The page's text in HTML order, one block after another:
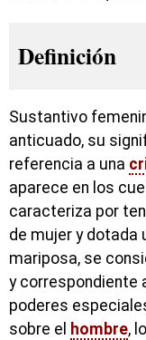
Definición
Sustantivo
anticuado, su
referencia a una
aparece en los
caracteriza por
de mujer y dotada
mariposa, se
y correspondiente
poderes
sobre el hombre,